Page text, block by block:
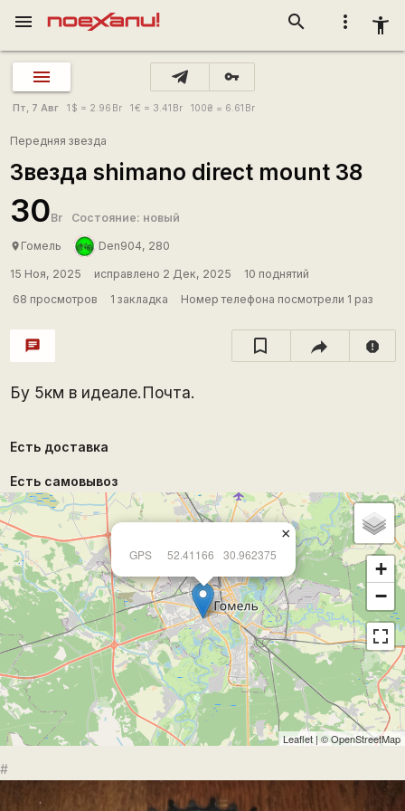
more_vert accessibility_new
search
menu
vpn_key
Пт, 7 Авг 1 $ = 2.96 Br 1€ = 3.41 Br 100₴ = 6.61 Br
Передняя звезда
Звезда shimano direct mount 38
30Br Состояние: новый
place Гомель Den904, 280
15 Ноя, 2025 исправлено 2 Дек, 2025
10 поднятий
68 просмотров
1 закладка Номер телефона посмотрели 1 раз
chat report
Бу 5км в идеале.Почта.
Есть доставка
Есть самовывоз
GPS 52.41166 30.962375
×
+
−
Leaflet | ©OpenStreetMap
#